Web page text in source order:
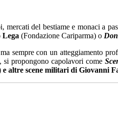
del bestiame e monaci a
Lega (Fondazione Cariparma) o
sempre con un atteggiamento
si propongono capolavori come
e altre scene militari di Giovanni